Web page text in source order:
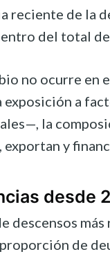
reciente de la
del total
no ocurre en
exposición a
la
exportan y
desde
descensos
de